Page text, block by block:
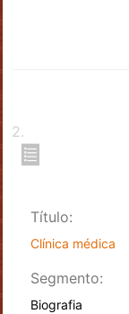
2.
Título:
Clínica médica
Segmento:
Biografia